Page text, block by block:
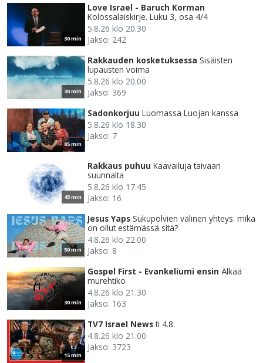
30 min
Love Israel - Baruch Korman
Kolossalaiskirje. Luku 3, osa 4/4
5.8.26 klo 20.30
Jakso: 242
30 min
Rakkauden kosketuksessa Sisäisten
lupausten voima
5.8.26 klo 20.00
Jakso: 369
85 min
Sadonkorjuu Luomassa Luojan kanssa
5.8.26 klo 18.30
Jakso: 7
45 min
Rakkaus puhuu Kaavailuja taivaan
suunnalta
5.8.26 klo 17.45
Jakso: 16
50 min
Jesus Yaps Sukupolvien välinen yhteys: mikä
on ollut estämässä sitä?
4.8.26 klo 22.00
Jakso: 8
30 min
Gospel First - Evankeliumi ensin Älkää
murehtiko
4.8.26 klo 21.30
Jakso: 163
15 min
TV7 Israel News ti 4.8.
4.8.26 klo 21.00
Jakso: 3723